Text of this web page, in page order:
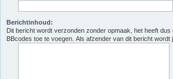
Berichtinhoud:
Dit bericht wordt verzonden zonder opmaak, het heeft dus
BBcodes toe te voegen. Als afzender van dit bericht wordt